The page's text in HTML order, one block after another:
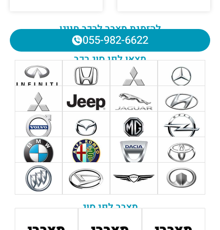
להזמנת מצבר לרכב חייגו
055-982-6622
מצאו לפי סוג רכב
מצבר לפי סוג